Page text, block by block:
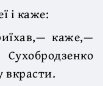
і каже:
каже,—
вкрасти.